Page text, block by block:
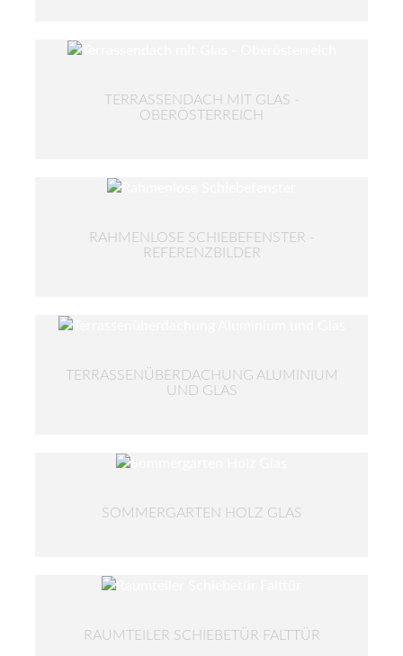
TERRASSENDACH MIT GLAS -
OBERÖSTERREICH
RAHMENLOSE SCHIEBEFENSTER -
REFERENZBILDER
TERRASSENÜBERDACHUNG ALUMINIUM
UND GLAS
SOMMERGARTEN HOLZ GLAS
RAUMTEILER SCHIEBETÜR FALTTÜR